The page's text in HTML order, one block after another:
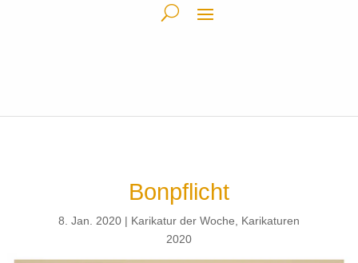
Bonpflicht
8. Jan. 2020 Karikatur der Woche
Karikaturen
2020